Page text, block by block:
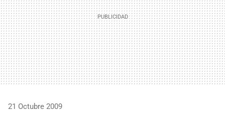
21 Octubre 2009